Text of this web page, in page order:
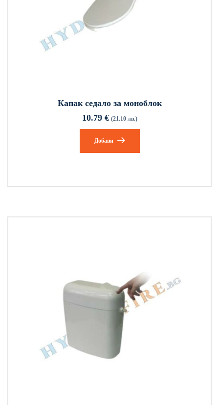
Капак седало за моноблок
10.79 € (21.10 лв.)
Добави